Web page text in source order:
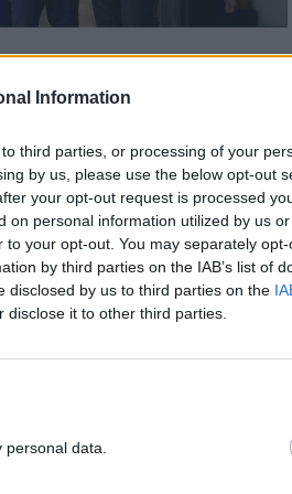
Information
third parties, or processing of your
by us, please use the below opt-out
your opt-out request is processed
on personal information utilized by us
your opt-out. You may separately
by third parties on the IAB’s list of
disclosed by us to third parties on the
disclose it to other third parties.
data.
στην Αθήνα τον
να επισκεφθεί στα τέλη Απριλίου ο
Μακρόν για την υπογραφή της
Φεβρουαρίου, 2026